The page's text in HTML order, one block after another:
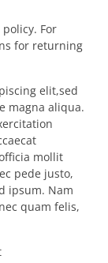
For
for returning
elit,sed
magna aliqua.
mollit
pede justo,
ipsum. Nam
quam felis,